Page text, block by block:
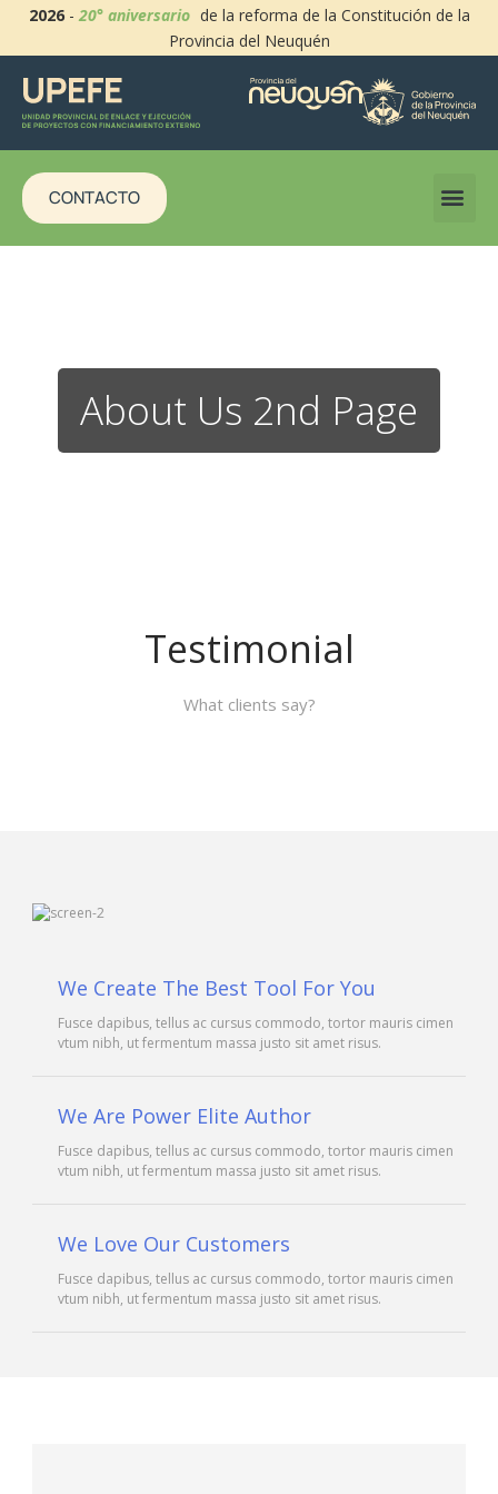
2026-20° aniversario de la reforma de la Constitución de la
Provincia del Neuquén
CONTACTO
About Us 2nd Page
Testimonial
What clients say?
We Create The Best Tool For You
Fusce dapibus, tellus ac cursus commodo, tortor mauris cimen
vtum nibh, ut fermentum massa justo sit amet risus.
We Are Power Elite Author
Fusce dapibus, tellus ac cursus commodo, tortor mauris cimen
vtum nibh, ut fermentum massa justo sit amet risus.
We Love Our Customers
Fusce dapibus, tellus ac cursus commodo, tortor mauris cimen
vtum nibh, ut fermentum massa justo sit amet risus.